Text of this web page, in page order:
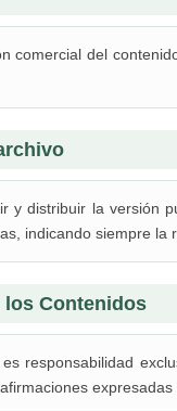
comercial del
y distribuir la versión
indicando siempre
los Contenidos
responsabilidad